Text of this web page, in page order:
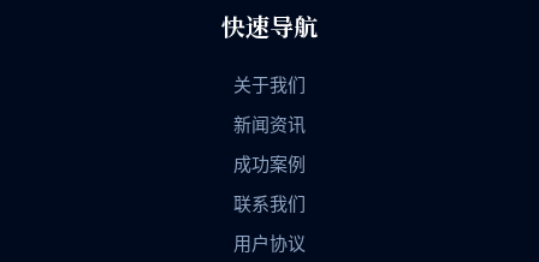
快速导航
关于我们
新闻资讯
成功案例
联系我们
用户协议